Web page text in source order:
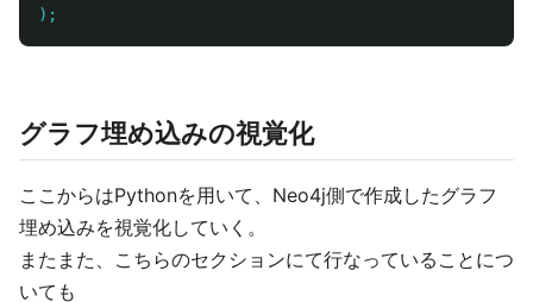
);
グラフ埋め込みの視覚化
ここからはPythonを用いて、Neo4j側で作成したグラフ
埋め込みを視覚化していく。
またまた、こちらのセクションにて行なっていることにつ
いても